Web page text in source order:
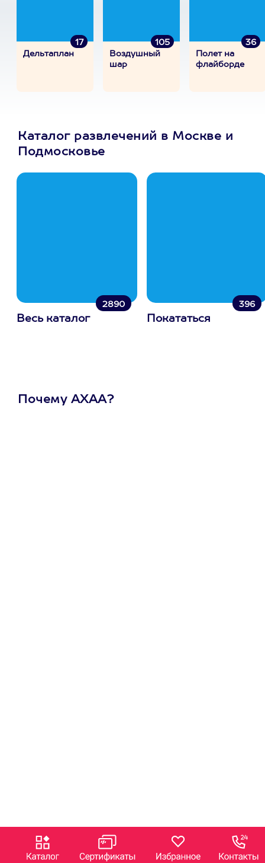
17
Дельтаплан
105
Воздушный
шар
36
Полет на
флайборде
Каталог развлечений в Москве и
Подмосковье
2890
Весь каталог
396
Покататься
Почему АХАА?